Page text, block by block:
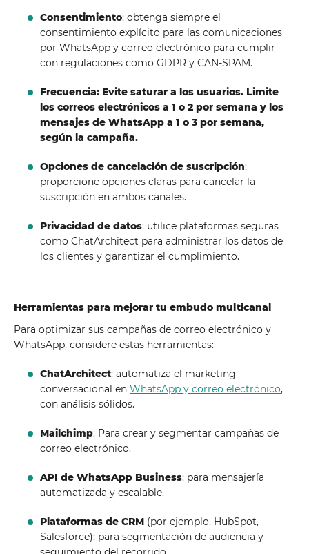
Consentimiento: obtenga siempre el
consentimiento explícito para las comunicaciones
por WhatsApp y correo electrónico para cumplir
con regulaciones como GDPR y CAN-SPAM.
Frecuencia: Evite saturar a los usuarios. Limite
los correos electrónicos a 1 o 2 por semana y los
mensajes de WhatsApp a 1 o 3 por semana,
según la campaña.
Opciones de cancelación de suscripción:
proporcione opciones claras para cancelar la
suscripción en ambos canales.
Privacidad de datos: utilice plataformas seguras
como ChatArchitect para administrar los datos de
los clientes y garantizar el cumplimiento.
Herramientas para mejorar tu embudo multicanal
Para optimizar sus campañas de correo electrónico y
WhatsApp, considere estas herramientas:
ChatArchitect: automatiza el marketing
conversacional enWhatsApp y correo electrónico,
con análisis sólidos.
Mailchimp: Para crear y segmentar campañas de
correo electrónico.
API de WhatsApp Business: para mensajería
automatizada y escalable.
Plataformas de CRM (por ejemplo, HubSpot,
Salesforce): para segmentación de audiencia y